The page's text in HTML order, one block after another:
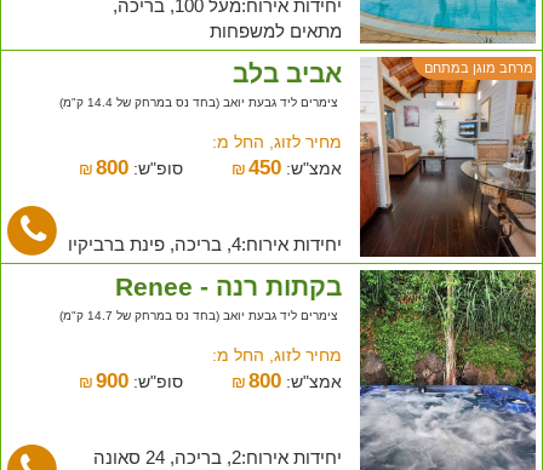
יחידות אירוח:מעל 100, בריכה,
מתאים למשפחות
מרחב מוגן במתחם אביב בלב
צימרים ליד גבעת יואב (בחד נס במרחק של 14.4 ק"מ)
מחיר לזוג, החל מ:
אמצ"ש:
₪450 סופ"ש: ₪ 800
יחידות אירוח:4, בריכה, פינת ברביקיו
בקתות רנה - Renee
צימרים ליד גבעת יואב (בחד נס במרחק של 14.7 ק"מ)
מחיר לזוג, החל מ:
אמצ"ש:
₪800 סופ"ש: ₪ 900
יחידות אירוח:2, בריכה, 24 סאונה